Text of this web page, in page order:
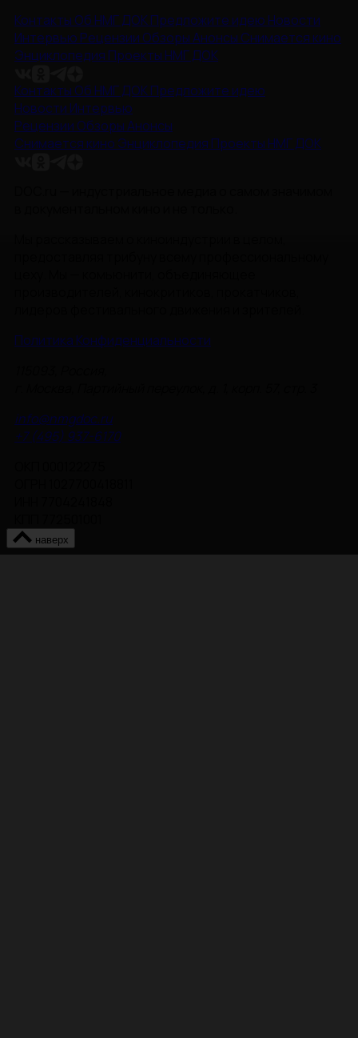
Контакты Об НМГ ДОКПредложите идею Новости
Интервью Рецензии ОбзорыАнонсы Снимается кино
Энциклопедия Проекты НМГ ДОК
Контакты Об НМГ ДОКПредложите идею
Новости Интервью
Рецензии ОбзорыАнонсы
Снимается кино Энциклопедия Проекты НМГ ДОК
Политика Конфиденциальности
info@nmgdoc.ru
+7 (495) 937-6170
наверх